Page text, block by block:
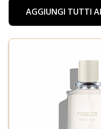
AGGIUNGI TUTTI